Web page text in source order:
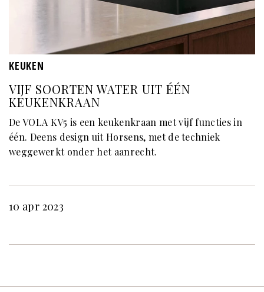
KEUKEN
VIJF SOORTEN WATER UIT ÉÉN
KEUKENKRAAN
De VOLA KV5 is een keukenkraan met vijf functies in
één. Deens design uit Horsens, met de techniek
weggewerkt onder het aanrecht.
10 apr 2023